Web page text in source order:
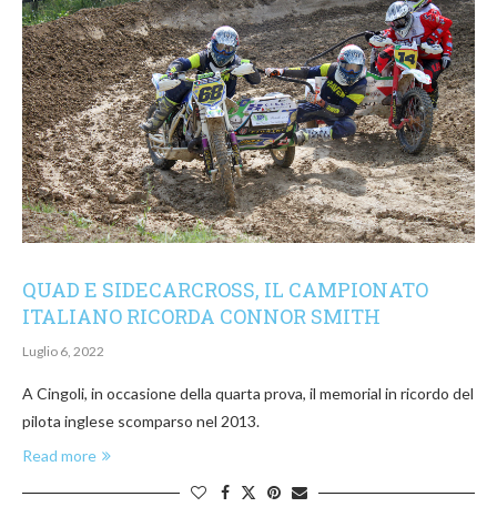
QUAD E SIDECARCROSS, IL CAMPIONATO
ITALIANO RICORDA CONNOR SMITH
Luglio 6, 2022
A Cingoli, in occasione della quarta prova, il memorial in ricordo del
pilota inglese scomparso nel 2013.
Read more